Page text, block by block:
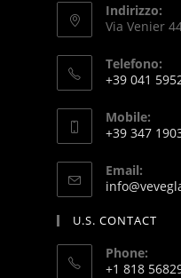
Indirizzo:
Via Venier
Telefono:
+39 041
Mobile:
+39 347
Email:
U.S. CONTACT
Phone:
+1 818